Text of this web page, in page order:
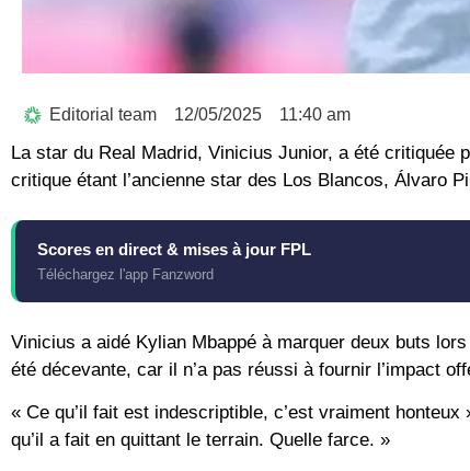
Editorial team 12/05/2025 11:40 am
La star du Real Madrid, Vinicius Junior, a été
critique étant l’ancienne star des Los Blancos, Álvaro
Scores en direct & mises à jour FPL
Téléchargez l'app Fanzword
Vinicius a aidé Kylian Mbappé à marquer deux buts
été décevante, car il n’a pas réussi à fournir l’impact
« Ce qu’il fait est indescriptible, c’est vraiment
qu’il a fait en quittant le terrain. Quelle farce. »